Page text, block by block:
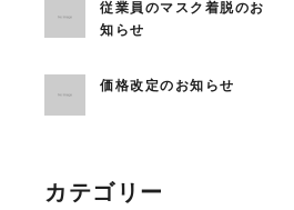
従業員のマスク着脱のお
知らせ
価格改定のお知らせ
カテゴリー